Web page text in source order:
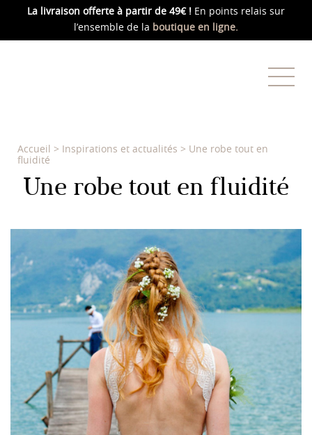
La livraison offerte à partir de 49€ ! En points relais sur
l’ensemble de la boutique en ligne.
Accueil > Inspirations et actualités > Une robe tout en
fluidité
Une robe tout en fluidité